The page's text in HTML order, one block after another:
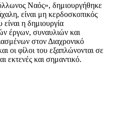
Ναός», δημιουργήθηκε
είναι μη κερδοσκοπικός
η δημιουργία
έργων, συναυλιών και
στον Διαχρονικό
οι φίλοι του εξαπλώνονται σε
εκτενές και σημαντικό.